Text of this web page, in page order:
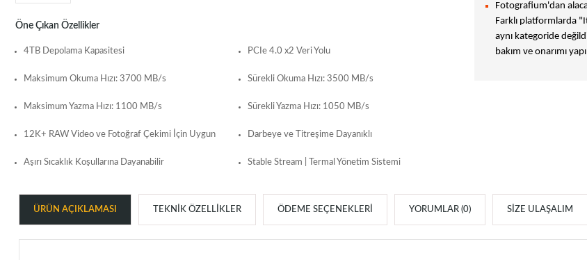
Öne Çıkan Özellikler
4TB Depolama Kapasitesi PCIe 4.0 x2 Veri Yolu
Maksimum Okuma Hızı: 3700 MB/s Sürekli Okuma Hızı: 3500 MB/s
Maksimum Yazma Hızı: 1100 MB/s Sürekli Yazma Hızı: 1050 MB/s
12K+ RAW Video ve Fotoğraf Çekimi İçin Uygun Darbeye ve Titreşime Dayanıklı
Aşırı Sıcaklık Koşullarına Dayanabilir Stable Stream | Termal Yönetim Sistemi
Fotografium'dan
Farklı platformlarda
aynı kategoride
bakım ve onarımı
ÜRÜN AÇIKLAMASI TEKNIK ÖZELLIKLER ÖDEME SEÇENEKLERI YORUMLAR (0) SIZE ULAŞALIM